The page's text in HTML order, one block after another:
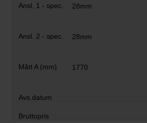
28mm
28mm
1770